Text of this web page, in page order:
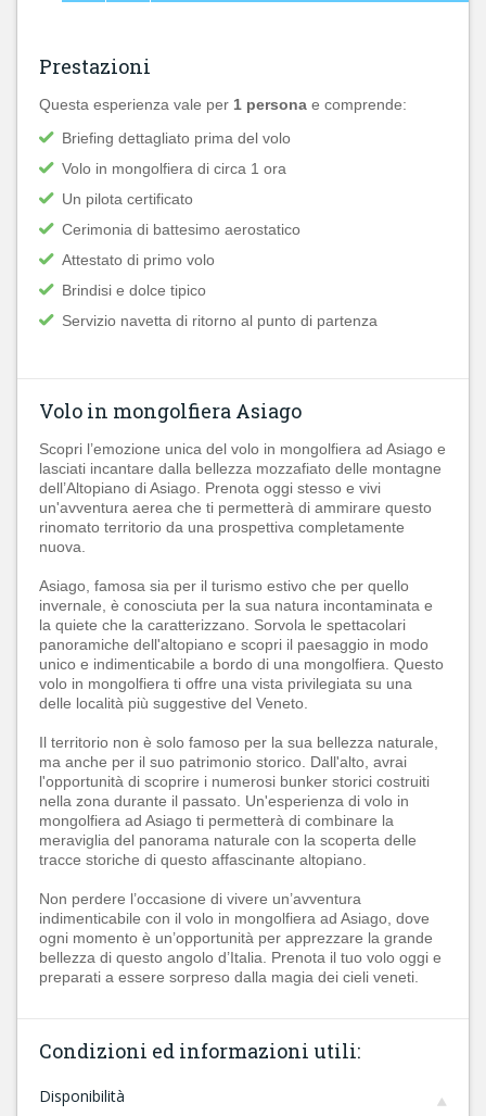
Prestazioni
Questa esperienza vale per 1 persona e comprende:
Briefing dettagliato prima del volo
Volo in mongolfiera di circa 1 ora
Un pilota certificato
Cerimonia di battesimo aerostatico
Attestato di primo volo
Brindisi e dolce tipico
Servizio navetta di ritorno al punto di partenza
Volo in mongolfiera Asiago
Scopri l’emozione unica del volo in mongolfiera ad Asiago e
lasciati incantare dalla bellezza mozzafiato delle montagne
dell’Altopiano di Asiago. Prenota oggi stesso e vivi
un'avventura aerea che ti permetterà di ammirare questo
rinomato territorio da una prospettiva completamente
nuova.
Asiago, famosa sia per il turismo estivo che per quello
invernale, è conosciuta per la sua natura incontaminata e
la quiete che la caratterizzano. Sorvola le spettacolari
panoramiche dell'altopiano e scopri il paesaggio in modo
unico e indimenticabile a bordo di una mongolfiera. Questo
volo in mongolfiera ti offre una vista privilegiata su una
delle località più suggestive del Veneto.
Il territorio non è solo famoso per la sua bellezza naturale,
ma anche per il suo patrimonio storico. Dall'alto, avrai
l'opportunità di scoprire i numerosi bunker storici costruiti
nella zona durante il passato. Un'esperienza di volo in
mongolfiera ad Asiago ti permetterà di combinare la
meraviglia del panorama naturale con la scoperta delle
tracce storiche di questo affascinante altopiano.
Non perdere l’occasione di vivere un’avventura
indimenticabile con il volo in mongolfiera ad Asiago, dove
ogni momento è un’opportunità per apprezzare la grande
bellezza di questo angolo d’Italia. Prenota il tuo volo oggi e
preparati a essere sorpreso dalla magia dei cieli veneti.
Condizioni ed informazioni utili:
Disponibilità